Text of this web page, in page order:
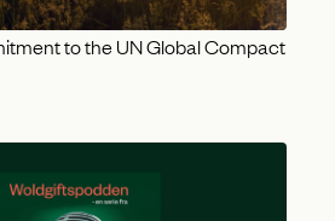
to the UN Global Compact